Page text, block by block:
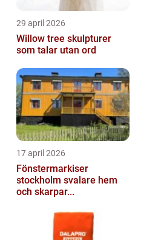
29 april 2026
Willow tree skulpturer
som talar utan ord
17 april 2026
Fönstermarkiser
stockholm svalare hem
och skarpar...